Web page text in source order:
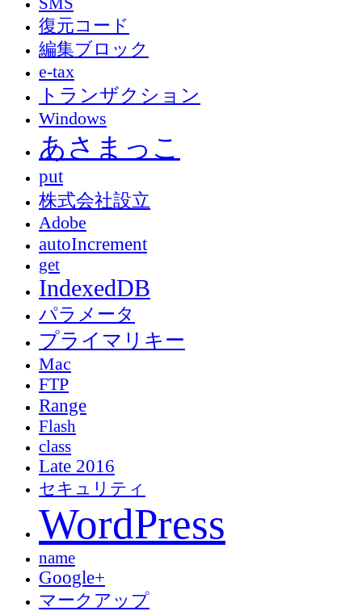
復元コード
編集ブロック
e-tax
トランザクション
Windows
あさまっこ
put
株式会社設立
Adobe
autoIncrement
get
IndexedDB
パラメータ
プライマリキー
Mac
FTP
Range
Flash
class
Late 2016
セキュリティ
WordPress
name
Google+
マークアップ